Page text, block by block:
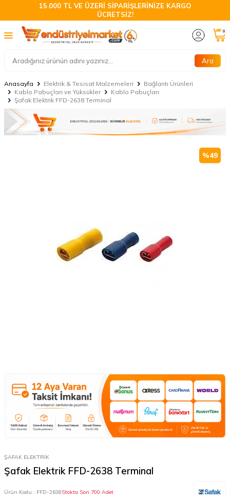
15.000 TL VE ÜZERİ SİPARİŞLERİNİZE KARGO
ÜCRETSİZ!
Ara
0
Anasayfa Elektrik & Tesisat Malzemeleri
Bağlantı Ürünleri
Kablo Pabuçları ve Yüksükler
Kablo Pabuçları
Şafak Elektrik FFD-2638 Terminal
%49
ŞAFAK ELEKTRİK
Şafak Elektrik FFD-2638 Terminal
Ürün Kodu : FFD-2638Stokta Son 700 Adet